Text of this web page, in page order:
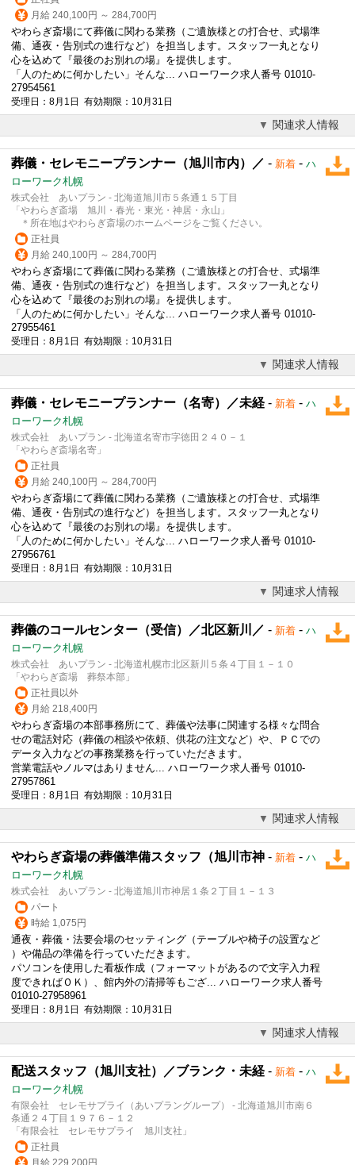
月給 240,100円 ～ 284,700円
やわらぎ斎場にて葬儀に関わる業務（ご遺族様との打合せ、式場準
備、通夜・告別式の進行など）を担当します。スタッフ一丸となり
心を込めて『最後のお別れの場』を提供します。
「人のために何かしたい」そんな... ハローワーク求人番号 01010-
27954561
受理日：8月1日 有効期限：10月31日
関連求人情報
葬儀・セレモニープランナー（旭川市内）／ - 新着 - ハ
ローワーク札幌
株式会社 あいプラン - 北海道旭川市５条通１５丁目
「やわらぎ斎場 旭川・春光・東光・神居・永山」
＊所在地はやわらぎ斎場のホームページをご覧ください。
正社員
月給 240,100円 ～ 284,700円
やわらぎ斎場にて葬儀に関わる業務（ご遺族様との打合せ、式場準
備、通夜・告別式の進行など）を担当します。スタッフ一丸となり
心を込めて『最後のお別れの場』を提供します。
「人のために何かしたい」そんな... ハローワーク求人番号 01010-
27955461
受理日：8月1日 有効期限：10月31日
関連求人情報
葬儀・セレモニープランナー（名寄）／未経 - 新着 - ハ
ローワーク札幌
株式会社 あいプラン - 北海道名寄市字徳田２４０－１
「やわらぎ斎場名寄」
正社員
月給 240,100円 ～ 284,700円
やわらぎ斎場にて葬儀に関わる業務（ご遺族様との打合せ、式場準
備、通夜・告別式の進行など）を担当します。スタッフ一丸となり
心を込めて『最後のお別れの場』を提供します。
「人のために何かしたい」そんな... ハローワーク求人番号 01010-
27956761
受理日：8月1日 有効期限：10月31日
関連求人情報
葬儀のコールセンター（受信）／北区新川／ - 新着 - ハ
ローワーク札幌
株式会社 あいプラン - 北海道札幌市北区新川５条４丁目１－１０
「やわらぎ斎場 葬祭本部」
正社員以外
月給 218,400円
やわらぎ斎場の本部事務所にて、 葬儀や法事に関連する様々な問合
せの電話対応（葬儀の相談や依頼、供花の注文など）や、ＰＣでの
データ入力などの事務業務を行っていただきます。
営業電話やノルマはありません... ハローワーク求人番号 01010-
27957861
受理日：8月1日 有効期限：10月31日
関連求人情報
やわらぎ斎場の葬儀準備スタッフ（旭川市神 - 新着 - ハ
ローワーク札幌
株式会社 あいプラン - 北海道旭川市神居１条２丁目１－１３
パート
時給 1,075円
通夜・ 葬儀 ・法要会場のセッティング（テーブルや椅子の設置など
）や備品の準備を行っていただきます。
パソコンを使用した看板作成（フォーマットがあるので文字入力程
度できればＯＫ）、館内外の清掃等もござ... ハローワーク求人番号
01010-27958961
受理日：8月1日 有効期限：10月31日
関連求人情報
配送スタッフ（旭川支社）／ブランク・未経 - 新着 - ハ
ローワーク札幌
有限会社 セレモサプライ（あいプラングループ） - 北海道旭川市南６
条通２４丁目１９７６－１２
「有限会社 セレモサプライ 旭川支社」
正社員
月給 229,200円